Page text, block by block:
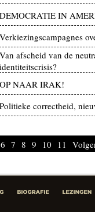
DEMOCRATIE IN
Verkiezingscampagnes
Van afscheid van de
identiteitscrisis?
OP NAAR IRAK!
Politieke correctheid,
6 7 8 9 10 11